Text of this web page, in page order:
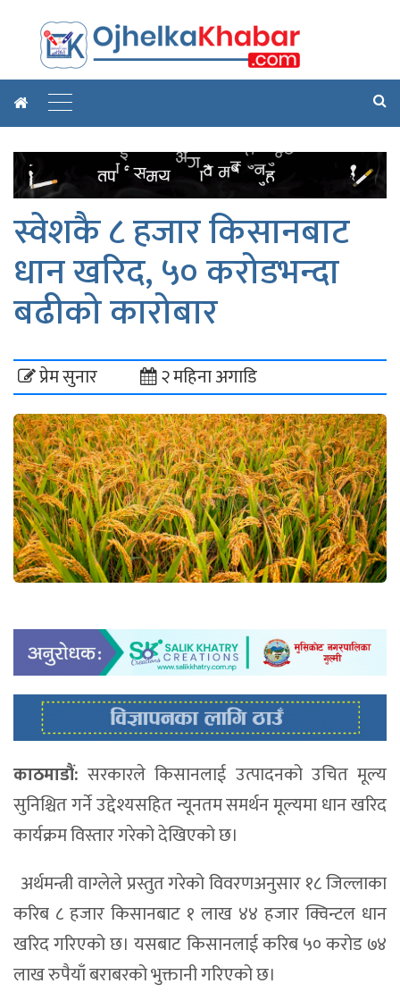
स्वेशकै ८ हजार किसानबाट
धान खरिद, ५० करोडभन्दा
बढीको कारोबार
प्रेम सुनार २ महिना अगाडि
काठमाडौं: सरकारले किसानलाई उत्पादनको उचित मूल्य
सुनिश्चित गर्ने उद्देश्यसहित न्यूनतम समर्थन मूल्यमा धान खरिद
कार्यक्रम विस्तार गरेको देखिएको छ।
अर्थमन्त्री वाग्लेले प्रस्तुत गरेको विवरणअनुसार १८ जिल्लाका
करिब ८ हजार किसानबाट १ लाख ४४ हजार क्विन्टल धान
खरिद गरिएको छ। यसबाट किसानलाई करिब ५० करोड ७४
लाख रुपैयाँ बराबरको भुक्तानी गरिएको छ।